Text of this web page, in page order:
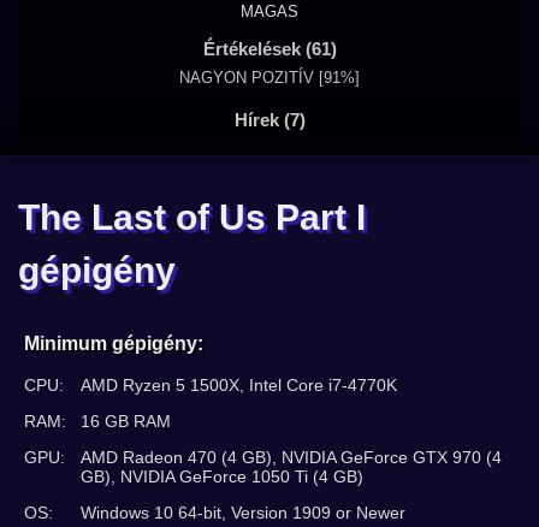
MAGAS
Értékelések (61)
NAGYON POZITÍV [91%]
Hírek (7)
The Last of Us Part I
gépigény
Minimum gépigény:
CPU:
AMD Ryzen 5 1500X, Intel Core i7-4770K
RAM:
16 GB RAM
GPU:
AMD Radeon 470 (4 GB), NVIDIA GeForce GTX 970 (4
GB), NVIDIA GeForce 1050 Ti (4 GB)
OS:
Windows 10 64-bit, Version 1909 or Newer